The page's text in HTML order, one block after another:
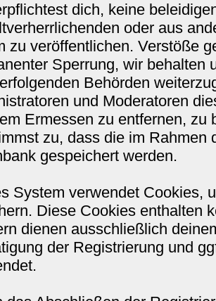
dich, keine
oder aus
zu veröffentlichen. Verstöße
Sperrung, wir behalten
Behörden
und Moderatoren
Ermessen zu entfernen, zu
zu, dass die im Rahmen
gespeichert werden.
System verwendet Cookies,
Diese Cookies enthalten
dienen ausschließlich
der Registrierung und